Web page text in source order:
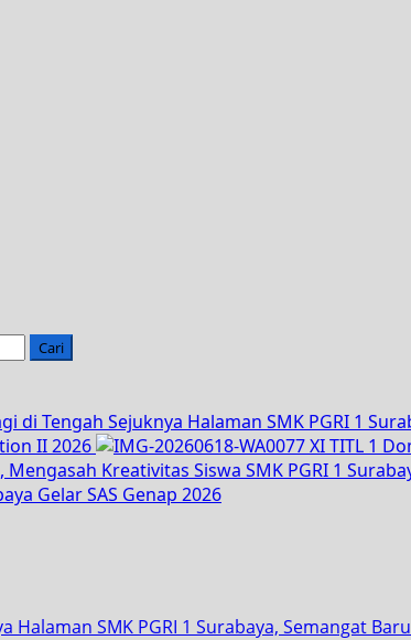
di Tengah Sejuknya Halaman SMK PGRI 1
II 2026
XI TITL 1
Kreativitas Siswa SMK PGRI 1
Gelar SAS Genap 2026
Halaman SMK PGRI 1 Surabaya, Semangat